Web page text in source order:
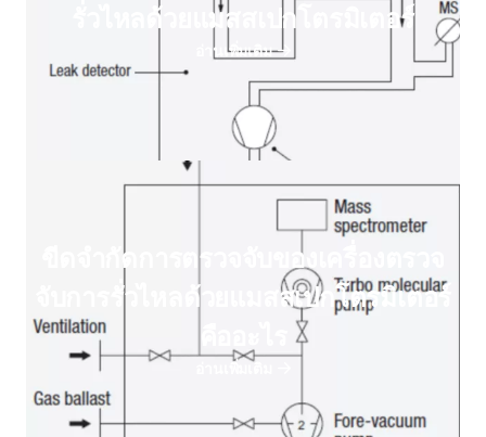
รั่วไหลด้วยแมสสเปกโตรมิเตอร์
อ่านเพิ่มเติม
ขีดจํากัดการตรวจจับของเครื่องตรวจ
จับการรั่วไหลด้วยแมสสเปกโตรมิเตอร์
อ่านเพิ่มเติม